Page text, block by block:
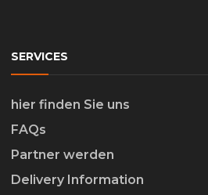
SERVICES
hier finden Sie uns
FAQs
Partner werden
Delivery Information